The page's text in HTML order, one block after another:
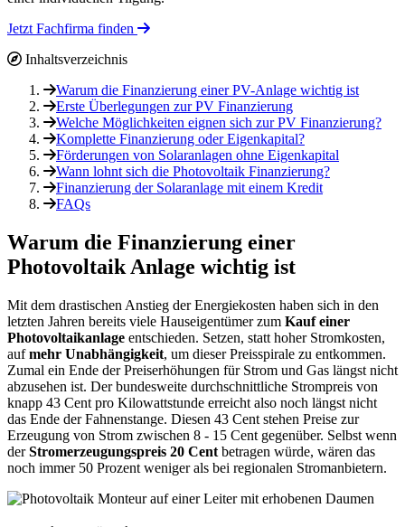
Jetzt Fachfirma finden
Inhaltsverzeichnis
Warum die Finanzierung einer PV-Anlage wichtig ist
Erste Überlegungen zur PV Finanzierung
Welche Möglichkeiten eignen sich zur PV Finanzierung?
Komplette Finanzierung oder Eigenkapital?
Förderungen von Solaranlagen ohne Eigenkapital
Wann lohnt sich die Photovoltaik Finanzierung?
Finanzierung der Solaranlage mit einem Kredit
FAQs
Warum die Finanzierung einer
Photovoltaik Anlage wichtig ist
Mit dem drastischen Anstieg der Energiekosten haben sich in den
letzten Jahren bereits viele Hauseigentümer zum Kauf einer
Photovoltaikanlage entschieden. Setzen, statt hoher Stromkosten,
aufmehr Unabhängigkeit, um dieser Preisspirale zu entkommen.
Zumal ein Ende der Preiserhöhungen für Strom und Gas längst nicht
abzusehen ist. Der bundesweite durchschnittliche Strompreis von
knapp 43 Cent pro Kilowattstunde erreicht also noch längst nicht
das Ende der Fahnenstange. Diesen 43 Cent stehen Preise zur
Erzeugung von Strom zwischen 8 - 15 Cent gegenüber. Selbst wenn
derStromerzeugungspreis 20 Cent betragen würde, wären das
noch immer 50 Prozent weniger als bei regionalen Stromanbietern.